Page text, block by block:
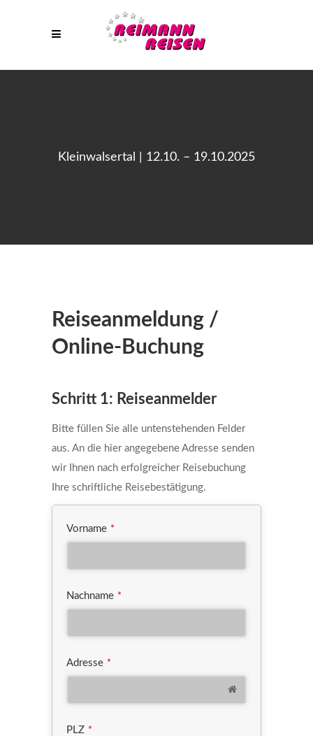
Kleinwalsertal | 12.10. – 19.10.2025
Reiseanmeldung /
Online-Buchung
Schritt 1: Reiseanmelder
Bitte füllen Sie alle untenstehenden Felder
aus. An die hier angegebene Adresse senden
wir Ihnen nach erfolgreicher Reisebuchung
Ihre schriftliche Reisebestätigung.
Vorname *
Nachname *
Adresse *
PLZ *